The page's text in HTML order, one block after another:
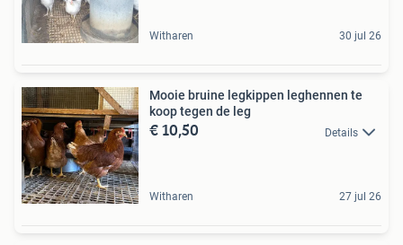
Witharen 30 jul 26
Mooie bruine legkippen leghennen te
koop tegen de leg
€ 10,50 Details
Witharen 27 jul 26